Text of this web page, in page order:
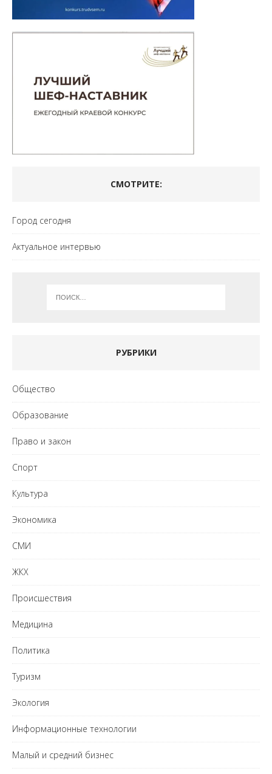
СМОТРИТЕ:
Город сегодня
Актуальное интервью
РУБРИКИ
Общество
Образование
Право и закон
Спорт
Культура
Экономика
СМИ
ЖКХ
Происшествия
Медицина
Политика
Туризм
Экология
Информационные технологии
Малый и средний бизнес